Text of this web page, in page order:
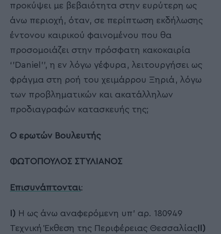
προκύψει με βεβαιότητα στην ευρύτερη ως
άνω περιοχή, όταν, σε περίπτωση εκδήλωσης
έντονου καιρικού φαινομένου που θα
προσομοιάζει στην πρόσφατη κακοκαιρία
‘’Daniel’’, η εν λόγω γέφυρα, λειτουργήσει ως
φράγμα στη ροή του χειμάρρου Ξηριά, λόγω
των προβληματικών και ακατάλληλων
προδιαγραφών κατασκευής της;
Ο ερωτών Βουλευτής
ΦΩΤΟΠΟΥΛΟΣ ΣΤΥΛΙΑΝΟΣ
Επισυνάπτονται:
Ι) Η ως άνω αναφερόμενη υπ’ αρ. 180949
Τεχνική Έκθεση της Περιφέρειας Θεσσαλίας ΙΙ)